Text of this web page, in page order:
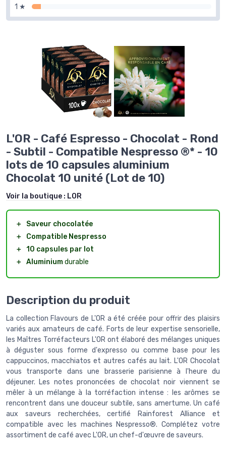
1 ★
L'OR - Café Espresso - Chocolat - Rond
- Subtil - Compatible Nespresso ®* - 10
lots de 10 capsules aluminium
Chocolat 10 unité (Lot de 10)
Voir la boutique : LOR
＋
Saveur chocolatée
＋
Compatible Nespresso
＋ 10 capsules par lot
＋ Aluminiumdurable
Description du produit
La collection Flavours de L'OR a été créée pour offrir des plaisirs
variés aux amateurs de café. Forts de leur expertise sensorielle,
les Maîtres Torréfacteurs L'OR ont élaboré des mélanges uniques
à déguster sous forme d'expresso ou comme base pour les
cappuccinos, macchiatos et autres cafés au lait. L'OR Chocolat
vous transporte dans une brasserie parisienne à l'heure du
déjeuner. Les notes prononcées de chocolat noir viennent se
mêler à un mélange à la torréfaction intense : les arômes se
rencontrent dans une douceur subtile, sans amertume. Un café
aux saveurs recherchées, certifié Rainforest Alliance et
compatible avec les machines Nespresso®. Complétez votre
assortiment de café avec L'OR, un chef-d'œuvre de saveurs.